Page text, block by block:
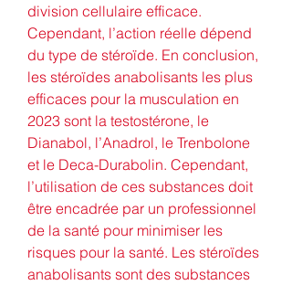
division cellulaire efficace.
Cependant, l’action réelle dépend
du type de stéroïde. En conclusion,
les stéroïdes anabolisants les plus
efficaces pour la musculation en
2023 sont la testostérone, le
Dianabol, l’Anadrol, le Trenbolone
et le Deca-Durabolin. Cependant,
l’utilisation de ces substances doit
être encadrée par un professionnel
de la santé pour minimiser les
risques pour la santé. Les stéroïdes
anabolisants sont des substances